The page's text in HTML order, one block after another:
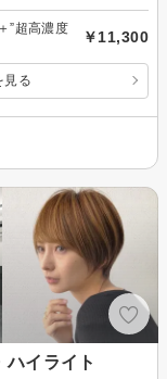
”超高濃度
￥11,300
見る
イライト